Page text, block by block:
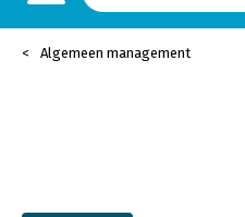
Algemeen management